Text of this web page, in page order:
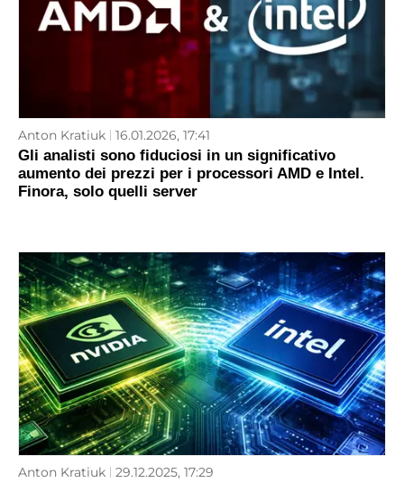
Anton Kratiuk 16.01.2026, 17:41
Gli analisti sono fiduciosi in un significativo
aumento dei prezzi per i processori AMD e Intel.
Finora, solo quelli server
Anton Kratiuk 29.12.2025, 17:29